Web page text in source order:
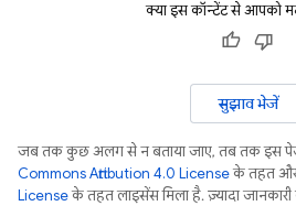
क्या इस कॉन्टेंट से आपको
सुझाव भेजें
जब तक कुछ अलग से न बताया जाए, तब तक इस पेज
Commons Attribution 4.0 Licenseके तहत और
Licenseके तहत लाइसेंस मिला है. ज़्यादा